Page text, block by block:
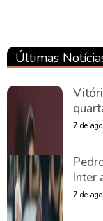
Últimas
7 de
Inter
7 de